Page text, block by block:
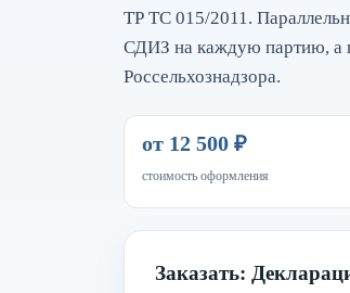
ТР ТС 015/2011.
СДИЗ на каждую партию, а
Россельхознадзора.
от 12 500 ₽
стоимость оформления
Заказать: